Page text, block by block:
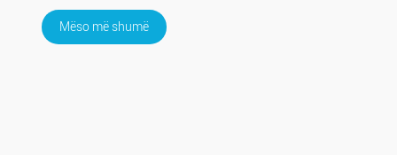
Mëso më shumë